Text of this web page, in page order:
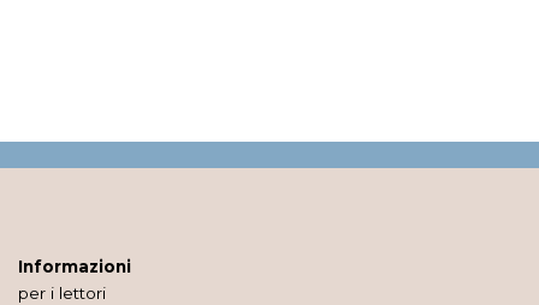
Informazioni
per i lettori